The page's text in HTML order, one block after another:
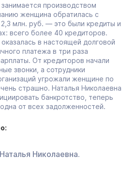
производством
женщина обратилась с
млн. руб. — это были кредиты и
всего более 40 кредиторов.
в настоящей долговой
платежа в три раза
От кредиторов начали
звонки, а сотрудники
угрожали женщине по
страшно. Наталья Николаевна
банкротство, теперь
от всех задолженностей.
Николаевна.